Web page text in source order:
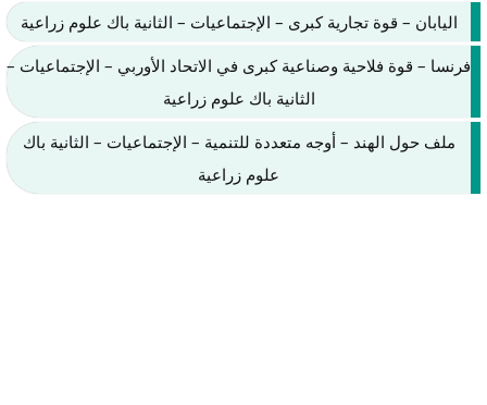
اليابان – قوة تجارية كبرى – الإجتماعيات – الثانية باك علوم زراعية
فرنسا – قوة فلاحية وصناعية كبرى في الاتحاد الأوربي – الإجتماعيات –
الثانية باك علوم زراعية
ملف حول الهند – أوجه متعددة للتنمية – الإجتماعيات – الثانية باك
علوم زراعية